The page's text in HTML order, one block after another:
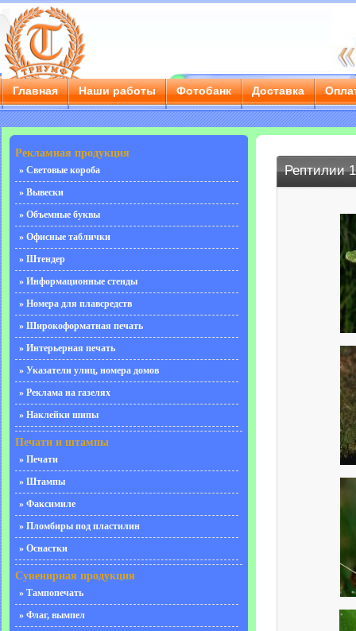
Главная Наши работы Фотобанк Доставка
г. Саратов, ул. Чернышевского, д. 55/3е, тел.: 8 (8452)
Рекламная продукция
» Световые короба
» Вывески
» Объемные буквы
» Офисные таблички
» Штендер
» Информационные стенды
» Номера для плавсредств
» Широкоформатная печать
» Интерьерная печать
» Указатели улиц, номера домов
» Реклама на газелях
» Наклейки шипы
Печати и штампы
» Печати
» Штампы
» Факсимиле
» Пломбиры под пластилин
» Оснастки
Сувенирная продукция
» Тампопечать
» Флаг, вымпел
Рептилии 1